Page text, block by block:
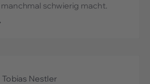
schwierig macht.
Tobias Nestler